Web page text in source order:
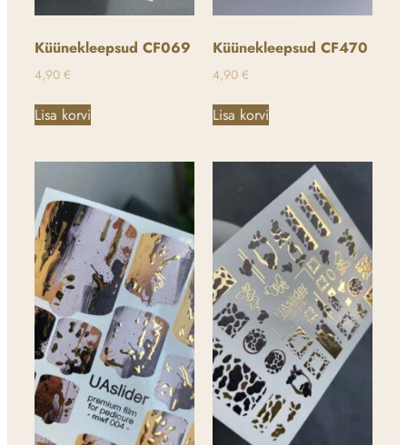
Küünekleepsud CF069
4,90 €
Lisa korvi
Küünekleepsud CF470
4,90 €
Lisa korvi